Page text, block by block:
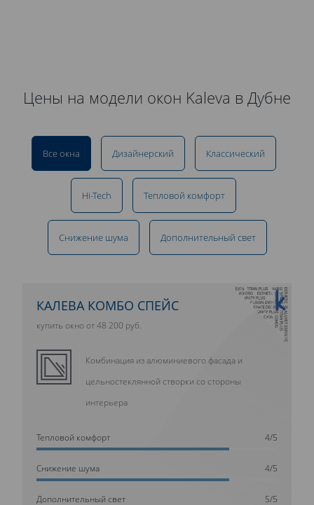
Цены на модели окон Kaleva в Дубне
Все окна Дизайнерский Классический
Hi-Tech Тепловой комфорт
Снижение шума Дополнительный свет
10 ЛЕТ ГАРАНТИИ
КАЛЕВА КОМБО СПЕЙС
купить окно от 48 200 руб.
Комбинация из алюминиевого фасада и
цельностеклянной створки со стороны
интерьера
Тепловой комфорт 4/5
Cнижение шума 4/5
Дополнительный свет 5/5